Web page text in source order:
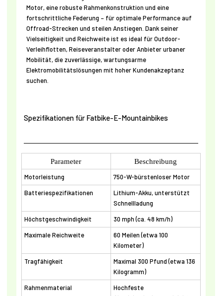
Motor, eine robuste Rahmenkonstruktion und eine
fortschrittliche Federung – für optimale Performance auf
Offroad-Strecken und steilen Anstiegen. Dank seiner
Vielseitigkeit und Reichweite ist es ideal für Outdoor-
Verleihflotten, Reiseveranstalter oder Anbieter urbaner
Mobilität, die zuverlässige, wartungsarme
Elektromobilitätslösungen mit hoher Kundenakzeptanz
suchen.
Spezifikationen für Fatbike-E-Mountainbikes
Parameter Beschreibung
Motorleistung
750-W-bürstenloser Motor
Batteriespezifikationen
Lithium-Akku, unterstützt
Schnellladung
Höchstgeschwindigkeit
30 mph (ca. 48 km/h)
Maximale Reichweite
60 Meilen (etwa 100
Kilometer)
Tragfähigkeit
Maximal 300 Pfund (etwa 136
Kilogramm)
Rahmenmaterial
Hochfeste